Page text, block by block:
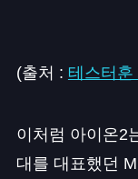
(출처 : 테스터훈
이처럼 아이온2
대를 대표했던